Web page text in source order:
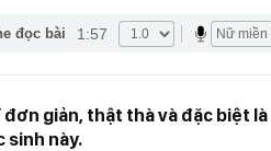
đọc bài 1:57
giản, thật thà và đặc biệt là
sinh này.